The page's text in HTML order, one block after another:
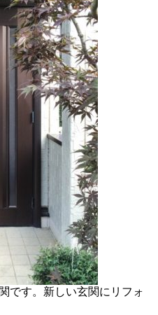
です。新しい玄関にリフォ